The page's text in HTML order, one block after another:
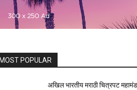
MOST POPULAR
अखिल भारतीय मराठी चित्रपट